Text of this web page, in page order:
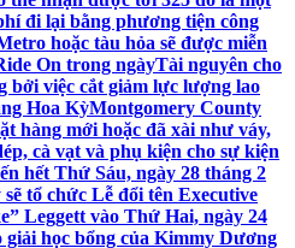
đi lại bằng phương tiện công
hoặc tàu hỏa sẽ được miễn
On trong ngàyTài nguyên cho
bởi việc cắt giảm lực lượng lao
Hoa KỳMontgomery County
hàng mới hoặc đã xài như váy,
cà vạt và phụ kiện cho sự kiện
hết Thứ Sáu, ngày 28 tháng 2
tổ chức Lễ đổi tên Executive
Leggett vào Thứ Hai, ngày 24
giải học bổng của Kimmy Dương